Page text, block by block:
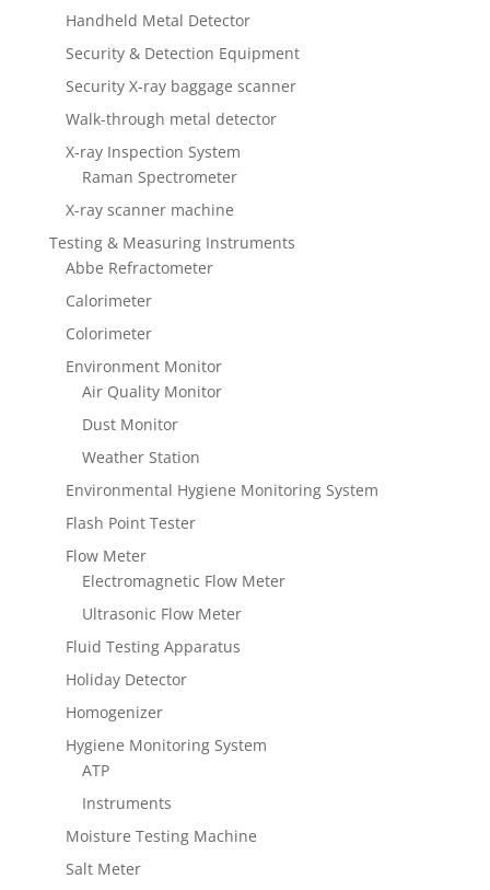
Handheld Metal Detector
Security & Detection Equipment
Security X-ray baggage scanner
Walk-through metal detector
X-ray Inspection System
Raman Spectrometer
X-ray scanner machine
Testing & Measuring Instruments
Abbe Refractometer
Calorimeter
Colorimeter
Environment Monitor
Air Quality Monitor
Dust Monitor
Weather Station
Environmental Hygiene Monitoring System
Flash Point Tester
Flow Meter
Electromagnetic Flow Meter
Ultrasonic Flow Meter
Fluid Testing Apparatus
Holiday Detector
Homogenizer
Hygiene Monitoring System
ATP
Instruments
Moisture Testing Machine
Salt Meter